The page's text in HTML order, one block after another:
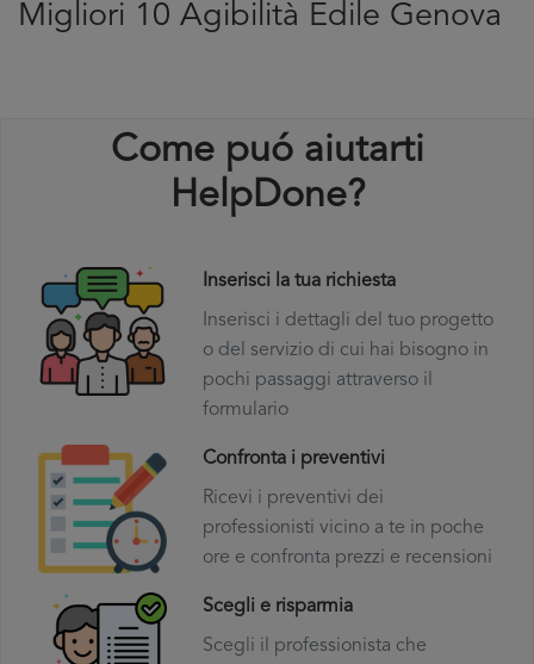
Migliori 10 Agibilità Edile Genova
Come puó aiutarti
HelpDone?
Inserisci la tua richiesta
Inserisci i dettagli del tuo progetto
o del servizio di cui hai bisogno in
pochi passaggi attraverso il
formulario
Confronta i preventivi
Ricevi i preventivi dei
professionisti vicino a te in poche
ore e confronta prezzi e recensioni
Scegli e risparmia
Scegli il professionista che